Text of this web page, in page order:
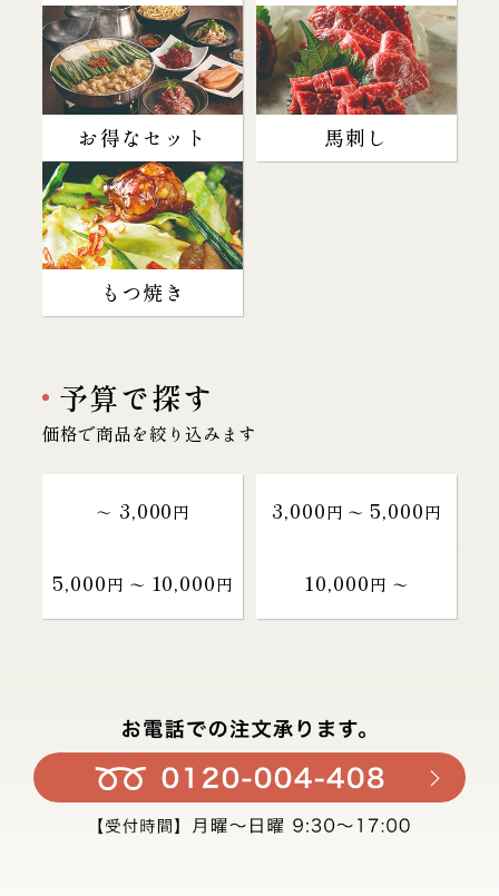
お得なセット 馬刺し
もつ焼き
予算で探す
価格で商品を絞り込みます
～ 3,000円 3,000円 〜 5,000円
5,000円 〜 10,000円 10,000円 〜